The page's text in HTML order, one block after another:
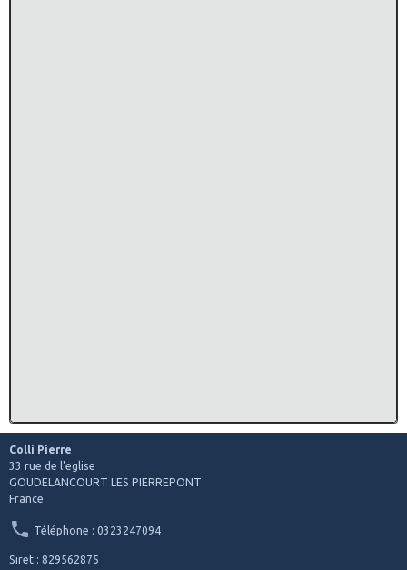
Colli Pierre
33 rue de l'eglise
GOUDELANCOURT LES PIERREPONT
France
Téléphone : 0323247094
Siret : 829562875